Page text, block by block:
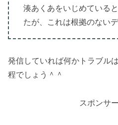
湊あくあをいじめている
たが、これは根拠のないデ
発信していれば何かトラブル
程でしょう＾＾
スポンサ